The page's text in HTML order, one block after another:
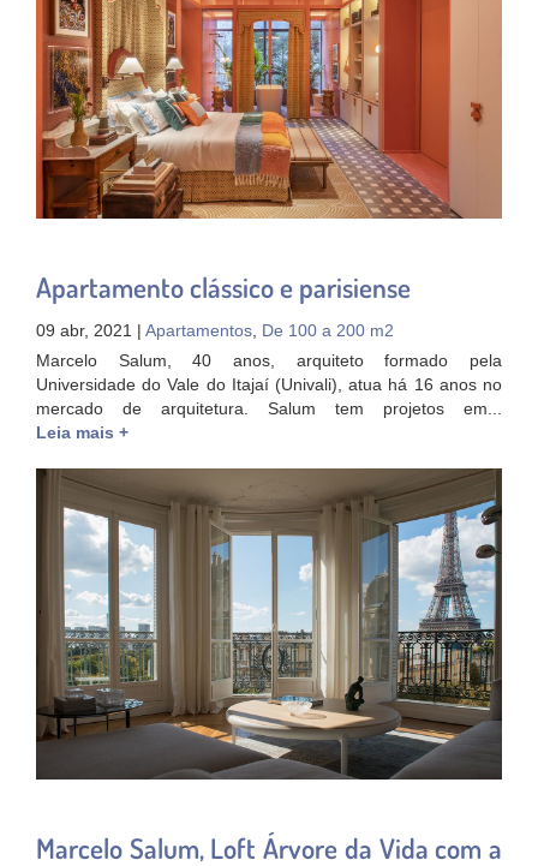
Apartamento clássico e parisiense
09 abr, 2021 | Apartamentos De 100 a 200 m2
Marcelo Salum, 40 anos, arquiteto formado pela
Universidade do Vale do Itajaí (Univali), atua há 16 anos no
mercado de arquitetura. Salum tem projetos em...
Leia mais +
Marcelo Salum, Loft Árvore da Vida com a